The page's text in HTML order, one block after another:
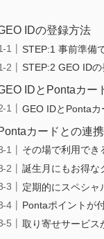
IDの登録方法
STEP:1 事前準備
STEP:2 GEO IDの
IDとPontaカー
GEO IDとPonta
カードとの連
その場で利用でき
誕生月にもお得な
定期的にスペシャ
Pontaポイントが
取り寄せサービス